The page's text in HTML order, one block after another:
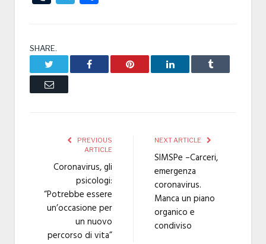
SHARE.
Facebook Pinterest LinkedIn Tumblr
Email
PREVIOUS
ARTICLE
Coronavirus, gli
psicologi:
“Potrebbe essere
un’occasione per
un nuovo
percorso di vita”
NEXT ARTICLE
SIMSPe –Carceri,
emergenza
coronavirus.
Manca un piano
organico e
condiviso